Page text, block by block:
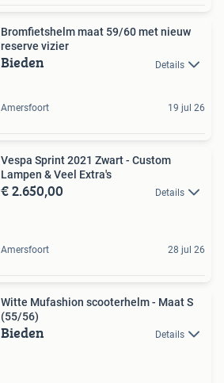
Bromfietshelm maat 59/60 met nieuw
reserve vizier
Bieden Details
Amersfoort 19 jul 26
Vespa Sprint 2021 Zwart - Custom
Lampen & Veel Extra's
€ 2.650,00 Details
Amersfoort 28 jul 26
Witte Mufashion scooterhelm - Maat S
(55/56)
Bieden Details